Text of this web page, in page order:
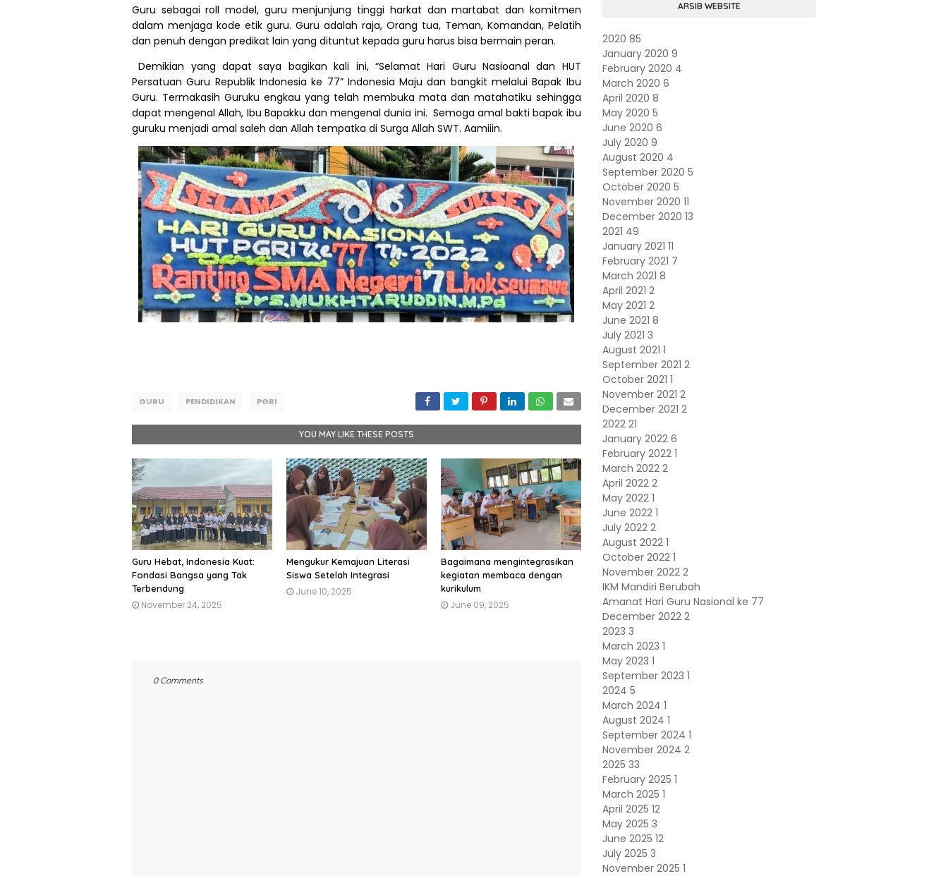
Guru sebagai roll model, guru menjunjung tinggi harkat dan martabat dan komitmen
dalam menjaga kode etik guru. Guru adalah raja, Orang tua, Teman, Komandan, Pelatih
dan penuh dengan predikat lain yang dituntut kepada guru harus bisa bermain peran.
Demikian yang dapat saya bagikan kali ini, “Selamat Hari Guru Nasioanal dan HUT
Persatuan Guru Republik Indonesia ke 77” Indonesia Maju dan bangkit melalui Bapak Ibu
Guru. Termakasih Guruku engkau yang telah membuka mata dan matahatiku sehingga
dapat mengenal Allah, Ibu Bapakku dan mengenal dunia ini. Semoga amal bakti bapak ibu
guruku menjadi amal saleh dan Allah tempatka di Surga Allah SWT. Aamiiin.
GURU PENDIDIKAN PGRI
YOU MAY LIKE THESE POSTS
Guru Hebat, Indonesia Kuat:
Fondasi Bangsa yang Tak
Terbendung
November 24, 2025
Mengukur Kemajuan Literasi
Siswa Setelah Integrasi
June 10, 2025
Bagaimana mengintegrasikan
kegiatan membaca dengan
kurikulum
June 09, 2025
0 Comments
ARSIB WEBSITE
2020 85
January 2020 9
February 2020 4
March 2020 6
April 2020 8
May 2020 5
June 2020 6
July 2020 9
August 2020 4
September 2020 5
October 2020 5
November 2020 11
December 2020 13
2021 49
January 2021 11
February 2021 7
March 2021 8
April 2021 2
May 2021 2
June 2021 8
July 2021 3
August 2021 1
September 2021 2
October 2021 1
November 2021 2
December 2021 2
2022 21
January 2022 6
February 2022 1
March 2022 2
April 2022 2
May 2022 1
June 2022 1
July 2022 2
August 2022 1
October 2022 1
November 2022 2
IKM Mandiri Berubah
Amanat Hari Guru Nasional ke 77
December 2022 2
2023 3
March 2023 1
May 2023 1
September 2023 1
2024 5
March 2024 1
August 2024 1
September 2024 1
November 2024 2
2025 33
February 2025 1
March 2025 1
April 2025 12
May 2025 3
June 2025 12
July 2025 3
November 2025 1